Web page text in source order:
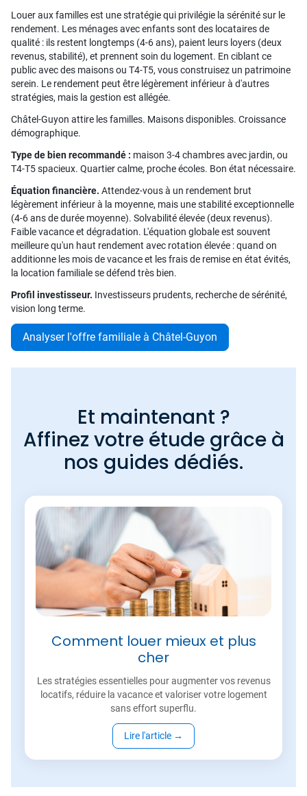
Louer aux familles est une stratégie qui privilégie la sérénité sur le
rendement. Les ménages avec enfants sont des locataires de
qualité : ils restent longtemps (4-6 ans), paient leurs loyers (deux
revenus, stabilité), et prennent soin du logement. En ciblant ce
public avec des maisons ou T4-T5, vous construisez un patrimoine
serein. Le rendement peut être légèrement inférieur à d'autres
stratégies, mais la gestion est allégée.
Châtel-Guyon attire les familles. Maisons disponibles. Croissance
démographique.
Type de bien recommandé : maison 3-4 chambres avec jardin, ou
T4-T5 spacieux. Quartier calme, proche écoles. Bon état nécessaire.
Équation financière. Attendez-vous à un rendement brut
légèrement inférieur à la moyenne, mais une stabilité exceptionnelle
(4-6 ans de durée moyenne). Solvabilité élevée (deux revenus).
Faible vacance et dégradation. L'équation globale est souvent
meilleure qu'un haut rendement avec rotation élevée : quand on
additionne les mois de vacance et les frais de remise en état évités,
la location familiale se défend très bien.
Profil investisseur. Investisseurs prudents, recherche de sérénité,
vision long terme.
Analyser l'offre familiale à Châtel-Guyon
Et maintenant ?
Affinez votre étude grâce à
nos guides dédiés.
Comment louer mieux et plus
cher
Les stratégies essentielles pour augmenter vos revenus
locatifs, réduire la vacance et valoriser votre logement
sans effort superflu.
Lire l'article →